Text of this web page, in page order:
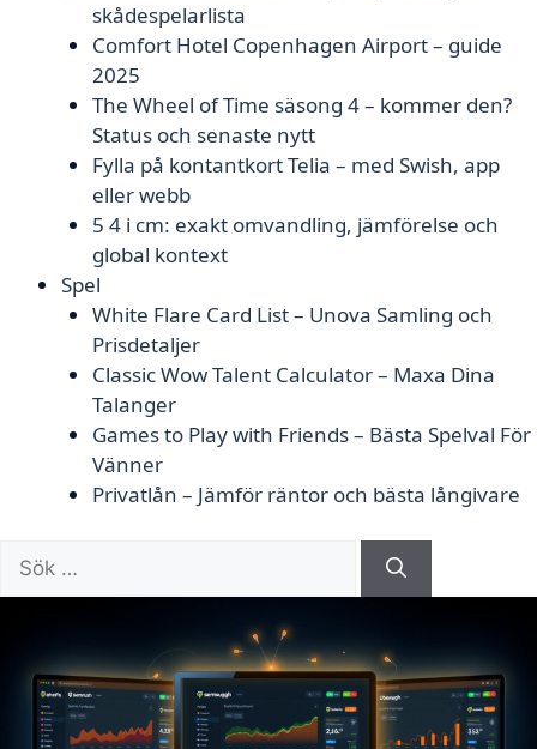
skådespelarlista
Comfort Hotel Copenhagen Airport – guide
2025
The Wheel of Time säsong 4 – kommer den?
Status och senaste nytt
Fylla på kontantkort Telia – med Swish, app
eller webb
5 4 i cm: exakt omvandling, jämförelse och
global kontext
Spel
White Flare Card List – Unova Samling och
Prisdetaljer
Classic Wow Talent Calculator – Maxa Dina
Talanger
Games to Play with Friends – Bästa Spelval För
Vänner
Privatlån – Jämför räntor och bästa långivare
Sök
efter: